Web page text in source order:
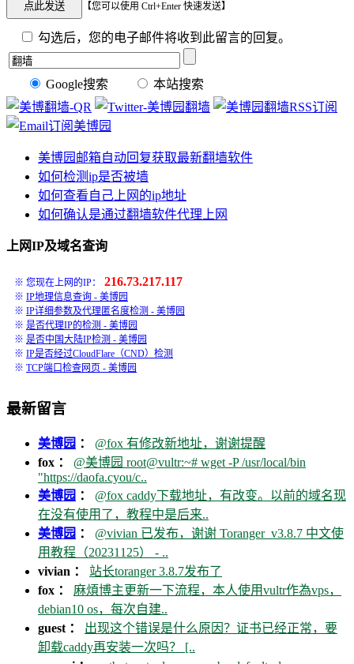
【您可以使用 Ctrl+Enter 快速发送】
勾选后，您的电子邮件将收到此留言的回复。
Google搜索 本站搜索
美博园邮箱自动回复获取最新翻墙软件
如何检测ip是否被墙
如何查看自己上网的ip地址
如何确认是通过翻墙软件代理上网
上网IP及域名查询
※ 您现在上网的IP： 216.73.217.117
※ IP地理信息查询 - 美博园
※ IP详细参数及代理匿名度检测 - 美博园
※ 是否代理IP的检测 - 美博园
※ 是否中国大陆IP检测 - 美博园
※ IP是否经过CloudFlare（CND）检测
※ TCP端口检查网页 - 美博园
最新留言
美博园 ： @fox 有修改新地址，谢谢提醒
fox ： @美博园 root@vultr:~# wget -P /usr/local/bin
"https://daofa.cyou/c..
美博园 ： @fox caddy下载地址，有改变。以前的域名现
在没有使用了，教程中是后来..
美博园 ： @vivian 已发布，谢谢 Toranger_v3.8.7 中文使
用教程（20231125） - ..
vivian ： 站长toranger 3.8.7发布了
fox ： 麻煩博主更新一下流程，本人使用vultr作為vps，
debian10 os，每次自建..
guest ： 出现这个错误是什么原因？证书已经正常，要
卸载caddy再安装一次吗？ [..